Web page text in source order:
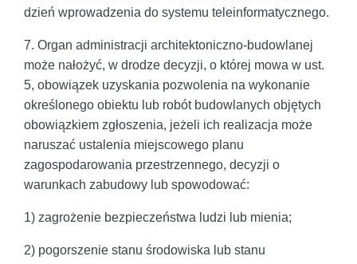
dzień wprowadzenia do systemu teleinformatycznego.
7. Organ administracji architektoniczno-budowlanej
może nałożyć, w drodze decyzji, o której mowa w ust.
5, obowiązek uzyskania pozwolenia na wykonanie
określonego obiektu lub robót budowlanych objętych
obowiązkiem zgłoszenia, jeżeli ich realizacja może
naruszać ustalenia miejscowego planu
zagospodarowania przestrzennego, decyzji o
warunkach zabudowy lub spowodować:
1) zagrożenie bezpieczeństwa ludzi lub mienia;
2) pogorszenie stanu środowiska lub stanu